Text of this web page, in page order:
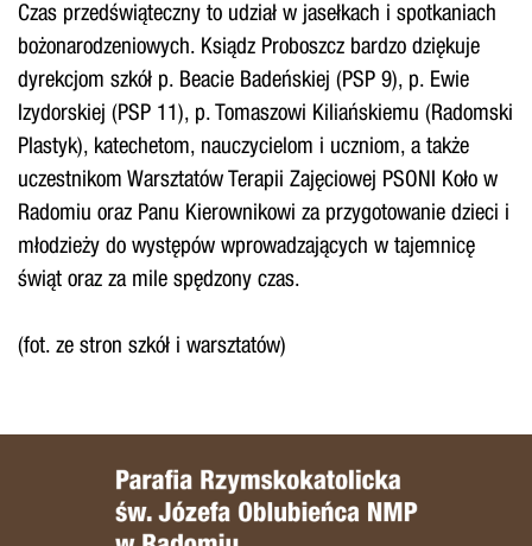
Czas przedświąteczny to udział w jasełkach i spotkaniach
bożonarodzeniowych. Ksiądz Proboszcz bardzo dziękuje
dyrekcjom szkół p. Beacie Badeńskiej (PSP 9), p. Ewie
Izydorskiej (PSP 11), p. Tomaszowi Kiliańskiemu (Radomski
Plastyk), katechetom, nauczycielom i uczniom, a także
uczestnikom Warsztatów Terapii Zajęciowej PSONI Koło w
Radomiu oraz Panu Kierownikowi za przygotowanie dzieci i
młodzieży do występów wprowadzających w tajemnicę
świąt oraz za mile spędzony czas.
(fot. ze stron szkół i warsztatów)